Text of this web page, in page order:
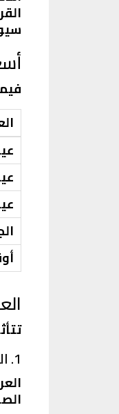
فيما
1. العرض والطلب